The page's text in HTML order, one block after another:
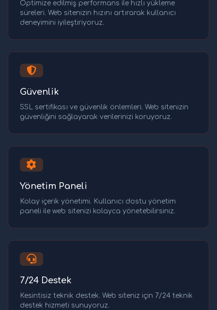
Optimize edilmiş performans ile hızlı yükleme
süreleri. Web sitenizin hızını artırarak kullanıcı
deneyimini iyileştiriyoruz.
Güvenlik
SSL sertifikası ve güvenlik önlemleri. Web sitenizin
güvenliğini sağlayarak verilerinizi koruyoruz.
Yönetim Paneli
Kolay içerik yönetimi. Kullanıcı dostu yönetim
paneli ile web sitenizi kolayca yönetebilirsiniz.
7/24 Destek
Kesintisiz teknik destek. Web siteniz için 7/24 teknik
destek hizmeti sunuyoruz.